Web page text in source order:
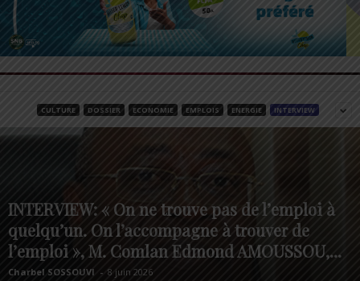
CULTURE DOSSIER ECONOMIE EMPLOIS ENERGIE INTERVIEW
INTERVIEW: « On ne trouve pas de l’emploi à
quelqu’un. On l’accompagne à trouver de
l’emploi », M. Comlan Edmond AMOUSSOU,...
Charbel SOSSOUVI - 8 juin 2026